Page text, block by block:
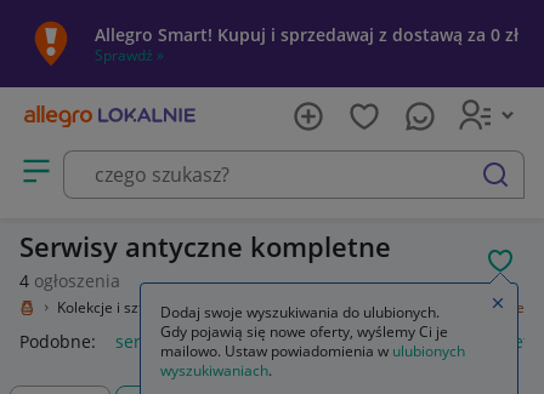
Allegro Smart! Kupuj i sprzedawaj z dostawą za 0 zł
Sprawdź »
Otwórz menu z kategoriami
szukaj
Serwisy antyczne kompletne
4 ogłoszenia
Kolekcje i sztuka Design i Antyki Porcelana Serwisy kompletne
Podobne: serwisy kompletne serwis talerzy zestaw komplet
Dodaj swoje wyszukiwania do ulubionych.
Gdy pojawią się nowe oferty, wyślemy Ci je
mailowo. Ustaw powiadomienia w ulubionych
wyszukiwaniach.